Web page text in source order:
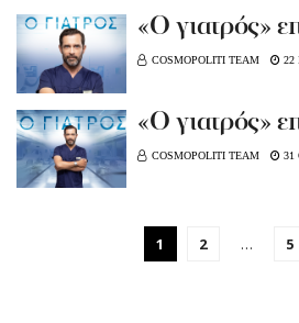
«Ο γιατρός»
COSMOPOLITI TEAM 22
«Ο γιατρός»
COSMOPOLITI TEAM 31
1 2 … 5